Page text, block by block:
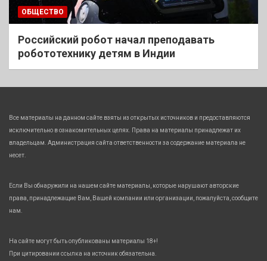
ОБЩЕСТВО
Российский робот начал преподавать
робототехнику детям в Индии
Все материалы на данном сайте взяты из открытых источников и предоставляются
исключительно в ознакомительных целях. Права на материалы принадлежат их
владельцам. Администрация сайта ответственности за содержание материала не
несет.
Если Вы обнаружили на нашем сайте материалы, которые нарушают авторские
права, принадлежащие Вам, Вашей компании или организации, пожалуйста, сообщите
нам.
На сайте могут быть опубликованы материалы 18+!
При цитировании ссылка на источник обязательна.